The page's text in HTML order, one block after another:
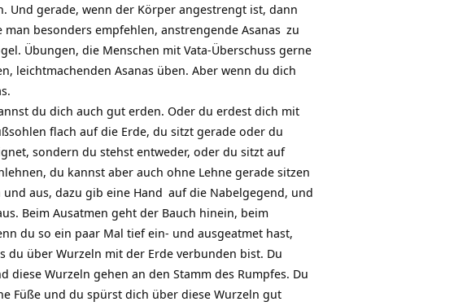
Und gerade, wenn der Körper angestrengt ist, dann
man besonders empfehlen, anstrengende Asanas zu
Übungen, die Menschen mit Vata-Überschuss gerne
leichtmachenden Asanas üben. Aber wenn du dich
du dich auch gut erden. Oder du erdest dich mit
flach auf die Erde, du sitzt gerade oder du
sondern du stehst entweder, oder du sitzt auf
du kannst aber auch ohne Lehne gerade sitzen
und aus, dazu gib eine Hand auf die Nabelgegend, und
Beim Ausatmen geht der Bauch hinein, beim
du so ein paar Mal tief ein- und ausgeatmet hast,
über Wurzeln mit der Erde verbunden bist. Du
Wurzeln gehen an den Stamm des Rumpfes. Du
Füße und du spürst dich über diese Wurzeln gut